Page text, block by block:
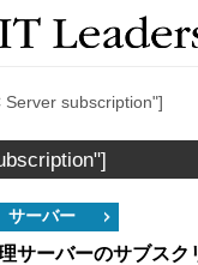
Server subscription"]
サーバー
サーバーのサブスク